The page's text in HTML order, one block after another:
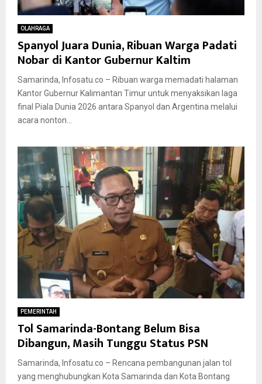
OLAHRAGA
Spanyol Juara Dunia, Ribuan Warga Padati
Nobar di Kantor Gubernur Kaltim
Samarinda, Infosatu.co – Ribuan warga memadati halaman
Kantor Gubernur Kalimantan Timur untuk menyaksikan laga
final Piala Dunia 2026 antara Spanyol dan Argentina melalui
acara nonton...
PEMERINTAH
Tol Samarinda-Bontang Belum Bisa
Dibangun, Masih Tunggu Status PSN
Samarinda, Infosatu.co – Rencana pembangunan jalan tol
yang menghubungkan Kota Samarinda dan Kota Bontang